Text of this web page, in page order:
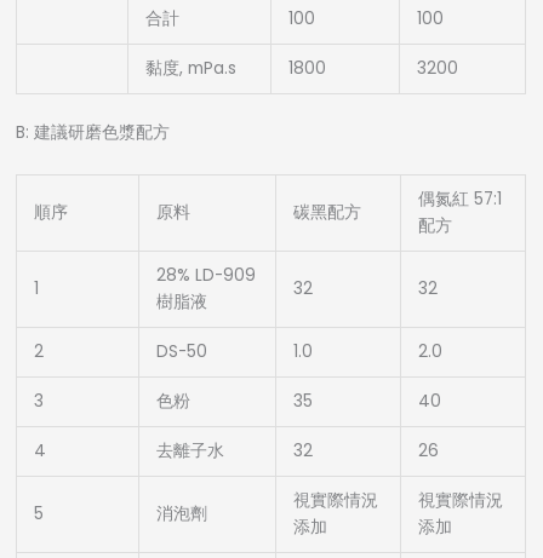
合計 100 100
黏度, mPa.s 1800 3200
B: 建議研磨色漿配方
順序 原料 碳黑配方
偶氮紅 57:1
配方
1
28% LD-909
樹脂液
32 32
2 DS-50 1.0 2.0
3 色粉 35 40
4 去離子水 32 26
5 消泡劑
視實際情況
添加
視實際情況
添加